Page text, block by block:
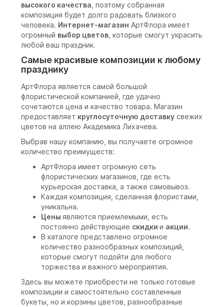
высокого качества, поэтому собранная
композиция будет долго радовать близкого
человека. Интернет-магазин АртФлора имеет
огромный выбор цветов, которые смогут украсить
любой ваш праздник.
Самые красивые композиции к любому
празднику
АртФлора является самой большой
флористической компанией, где удачно
сочетаются цена и качество товара. Магазин
предоставляет круглосуточную доставку свежих
цветов на аллею Академика Лихачева.
Выбрав нашу компанию, вы получаете огромное
количество преимуществ:
АртФлора имеет огромную сеть
флористических магазинов, где есть
курьерская доставка, а также самовывоз.
Каждая композиция, сделанная флористами,
уникальна.
Цены являются приемлемыми, есть
постоянно действующие скидки и акции.
В каталоге представлено огромное
количество разнообразных композиций,
которые смогут подойти для любого
торжества и важного мероприятия.
Здесь вы можете приобрести не только готовые
композиции и самостоятельно составленные
букеты, но и корзины цветов, разнообразные